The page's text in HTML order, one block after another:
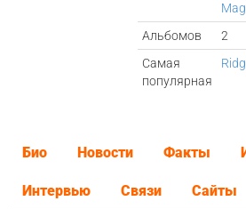
Альбомов
2
Самая
популярная
Био Новости Факты
Интервью Связи Сайты